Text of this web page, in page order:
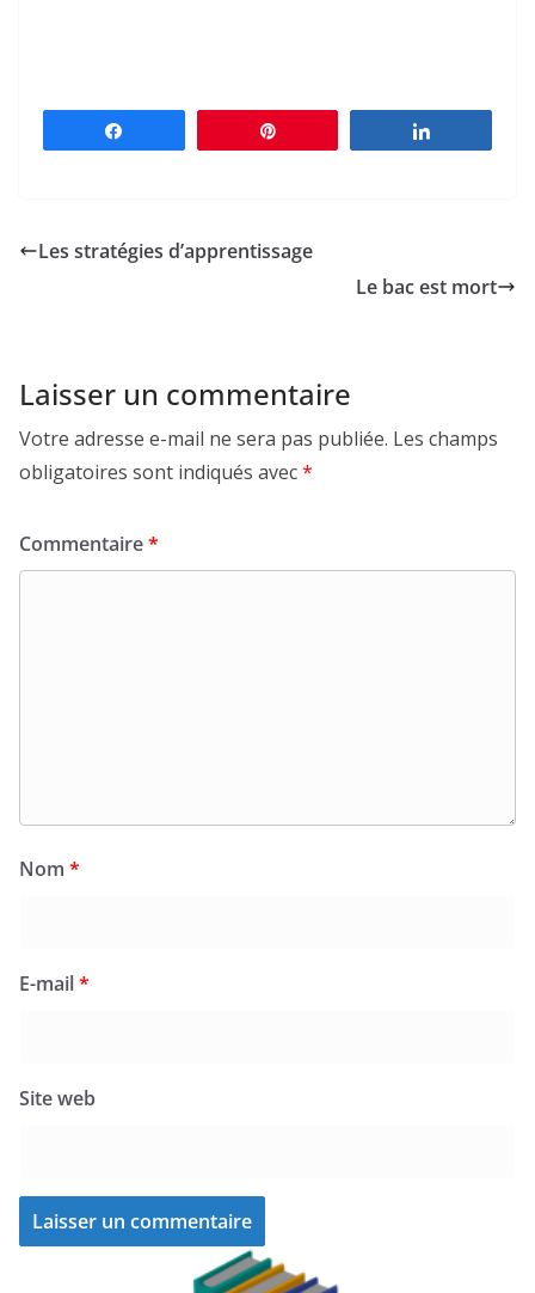
Les stratégies d’apprentissage
Le bac est mort
Laisser un commentaire
Votre adresse e-mail ne sera pas publiée. Les champs
obligatoires sont indiqués avec*
Commentaire*
Nom *
E-mail*
Site web